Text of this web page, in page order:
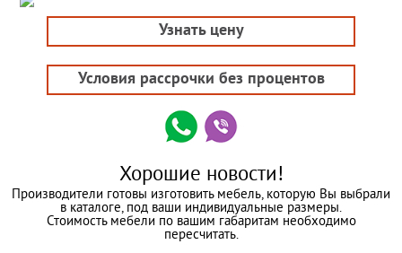
Узнать цену
Условия рассрочки без процентов
Хорошие новости!
Производители готовы изготовить мебель, которую Вы выбрали
в каталоге, под ваши индивидуальные размеры.
Стоимость мебели по вашим габаритам необходимо
пересчитать.